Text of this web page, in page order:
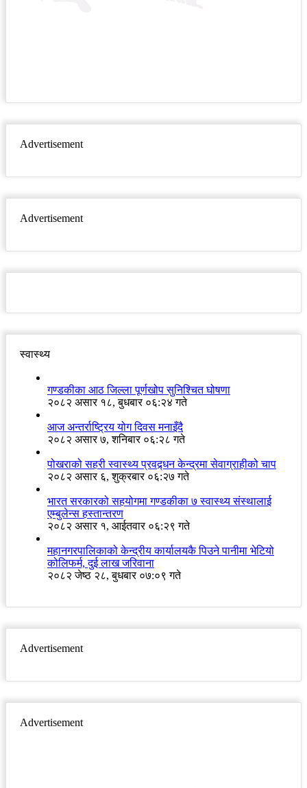
Advertisement
Advertisement
स्वास्थ्य
गण्डकीका आठ जिल्ला पूर्णखोप सुनिश्चित घोषणा
२०८२ असार १८, बुधबार ०६:२४ गते
आज अन्तर्राष्ट्रिय योग दिवस मनाइँदै
२०८२ असार ७, शनिबार ०६:२८ गते
पोखराको सहरी स्वास्थ्य प्रवद्र्धन केन्द्रमा सेवाग्राहीको चाप
२०८२ असार ६, शुक्रबार ०६:२७ गते
भारत सरकारको सहयोगमा गण्डकीका ७ स्वास्थ्य संस्थालाई
एम्बुलेन्स हस्तान्तरण
२०८२ असार १, आईतवार ०६:२९ गते
महानगरपालिकाको केन्द्रीय कार्यालयकै पिउने पानीमा भेटियो
कोलिफर्म, दुई लाख जरिवाना
२०८२ जेष्ठ २८, बुधबार ०७:०९ गते
Advertisement
Advertisement